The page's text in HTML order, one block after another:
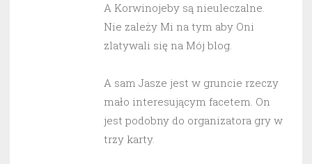
A Korwinojeby są nieuleczalne.
Nie zależy Mi na tym aby Oni
zlatywali się na Mój blog.
A sam Jasze jest w gruncie rzeczy
mało interesującym facetem. On
jest podobny do organizatora gry w
trzy karty.